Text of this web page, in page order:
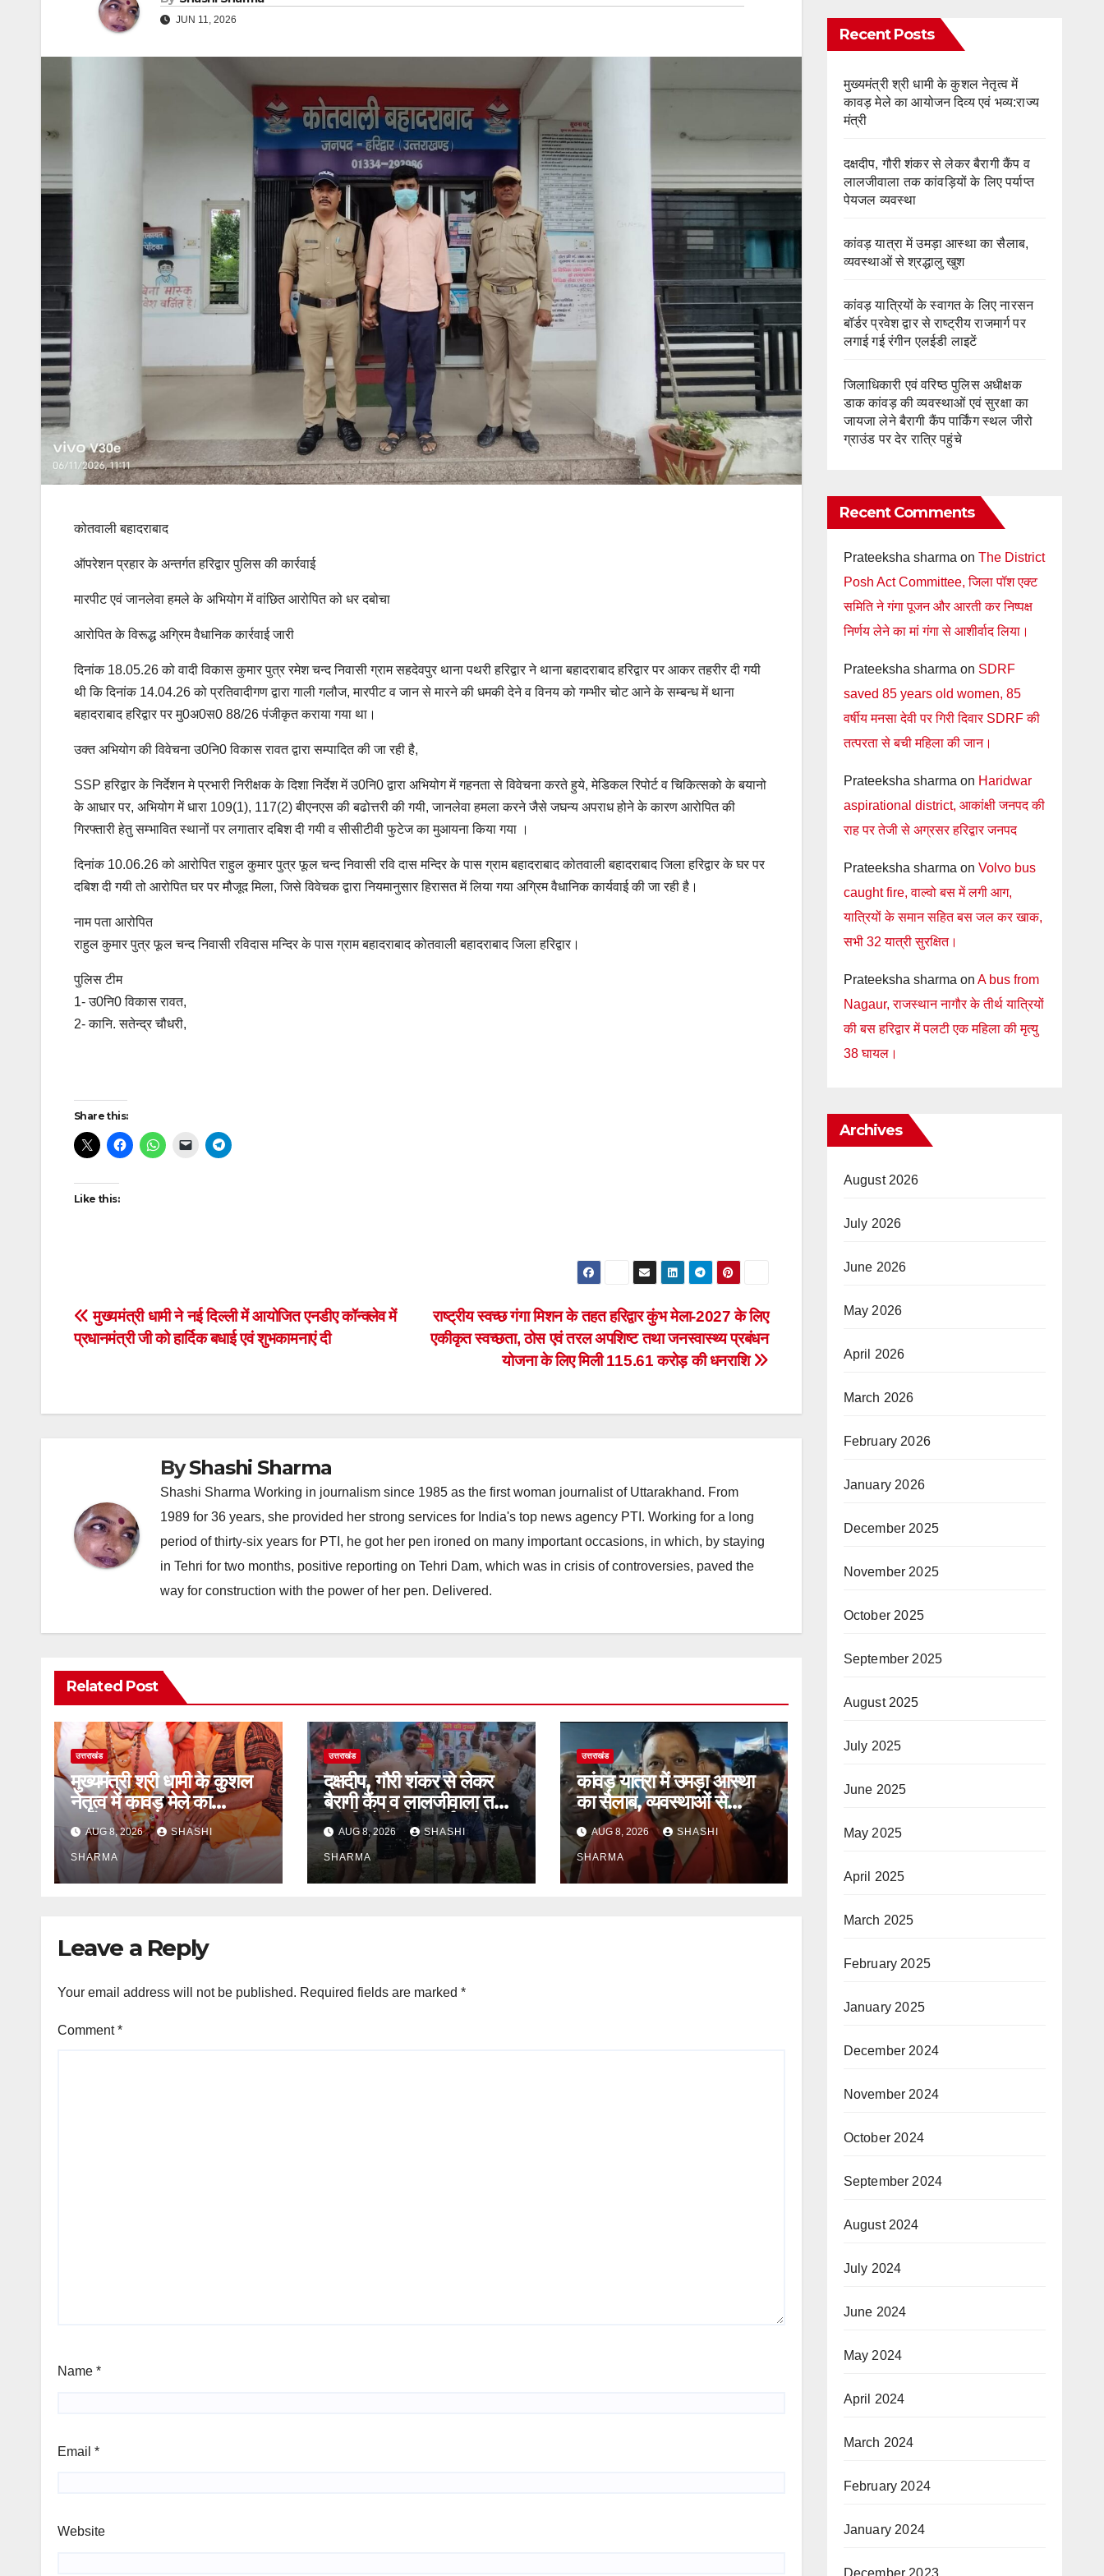
JUN 11, 2026
कोतवाली बहादराबाद
ऑपरेशन प्रहार के अन्तर्गत हरिद्वार पुलिस की कार्रवाई
मारपीट एवं जानलेवा हमले के अभियोग में वांछित आरोपित को धर दबोचा
आरोपित के विरूद्ध अग्रिम वैधानिक कार्रवाई जारी
दिनांक 18.05.26 को वादी विकास कुमार पुत्र रमेश चन्द निवासी ग्राम सहदेवपुर थाना पथरी हरिद्वार ने थाना बहादराबाद हरिद्वार पर आकर तहरीर दी गयी
थी कि दिनांक 14.04.26 को प्रतिवादीगण द्वारा गाली गलौज, मारपीट व जान से मारने की धमकी देने व विनय को गम्भीर चोट आने के सम्बन्ध में थाना
बहादराबाद हरिद्वार पर मु0अ0स0 88/26 पंजीकृत कराया गया था।
उक्त अभियोग की विवेचना उ0नि0 विकास रावत द्वारा सम्पादित की जा रही है,
SSP हरिद्वार के निर्देशन मे प्रभारी निरीक्षक के दिशा निर्देश में उ0नि0 द्वारा अभियोग में गहनता से विवेचना करते हुये, मेडिकल रिपोर्ट व चिकित्सको के बयानो
के आधार पर, अभियोग में धारा 109(1), 117(2) बीएनएस की बढोत्तरी की गयी, जानलेवा हमला करने जैसे जघन्य अपराध होने के कारण आरोपित की
गिरफ्तारी हेतु सम्भावित स्थानों पर लगातार दबिश दी गयी व सीसीटीवी फुटेज का मुआयना किया गया ।
दिनांक 10.06.26 को आरोपित राहुल कुमार पुत्र फूल चन्द निवासी रवि दास मन्दिर के पास ग्राम बहादराबाद कोतवाली बहादराबाद जिला हरिद्वार के घर पर
दबिश दी गयी तो आरोपित घर पर मौजूद मिला, जिसे विवेचक द्वारा नियमानुसार हिरासत में लिया गया अग्रिम वैधानिक कार्यवाई की जा रही है।
नाम पता आरोपित
राहुल कुमार पुत्र फूल चन्द निवासी रविदास मन्दिर के पास ग्राम बहादराबाद कोतवाली बहादराबाद जिला हरिद्वार।
पुलिस टीम
1- उ0नि0 विकास रावत,
2- कानि. सतेन्द्र चौधरी,
Post
navigation
Share this:
Like this:
Post
navigation
राष्ट्रीय स्वच्छ गंगा मिशन के तहत हरिद्वार कुंभ मेला-2027 के लिए
एकीकृत स्वच्छता, ठोस एवं तरल अपशिष्ट तथा जनस्वास्थ्य प्रबंधन
योजना के लिए मिली 115.61 करोड़ की धनराशि
मुख्यमंत्री धामी ने नई दिल्ली में आयोजित एनडीए कॉन्क्लेव में
प्रधानमंत्री जी को हार्दिक बधाई एवं शुभकामनाएं दी
ByShashi Sharma
Shashi Sharma Working in journalism since 1985 as the first woman journalist of Uttarakhand. From
1989 for 36 years, she provided her strong services for India's top news agency PTI. Working for a long
period of thirty-six years for PTI, he got her pen ironed on many important occasions, in which, by staying
in Tehri for two months, positive reporting on Tehri Dam, which was in crisis of controversies, paved the
way for construction with the power of her pen. Delivered.
Related Post
उत्तराखंड
मुख्यमंत्री श्री धामी के कुशल
नेतृत्व में कावड़ मेले का
आयोजन दिव्य एवं भव्य:राज्य
मंत्री
AUG 8, 2026 SHASHI
SHARMA
उत्तराखंड
दक्षदीप, गौरी शंकर से लेकर
बैरागी कैंप व लालजीवाला तक
कांवड़ियों के लिए पर्याप्त पेयजल
व्यवस्था
AUG 8, 2026 SHASHI
SHARMA
उत्तराखंड
कांवड़ यात्रा में उमड़ा आस्था
का सैलाब, व्यवस्थाओं से
श्रद्धालु खुश
AUG 8, 2026 SHASHI
SHARMA
Leave a Reply
Your email address will not be published. Required fields are marked *
Comment*
Name *
Email *
Website
Recent Posts
मुख्यमंत्री श्री धामी के कुशल नेतृत्व में
कावड़ मेले का आयोजन दिव्य एवं भव्य:राज्य
मंत्री
दक्षदीप, गौरी शंकर से लेकर बैरागी कैंप व
लालजीवाला तक कांवड़ियों के लिए पर्याप्त
पेयजल व्यवस्था
कांवड़ यात्रा में उमड़ा आस्था का सैलाब,
व्यवस्थाओं से श्रद्धालु खुश
कांवड़ यात्रियों के स्वागत के लिए नारसन
बॉर्डर प्रवेश द्वार से राष्ट्रीय राजमार्ग पर
लगाई गई रंगीन एलईडी लाइटें
जिलाधिकारी एवं वरिष्ठ पुलिस अधीक्षक
डाक कांवड़ की व्यवस्थाओं एवं सुरक्षा का
जायजा लेने बैरागी कैंप पार्किंग स्थल जीरो
ग्राउंड पर देर रात्रि पहुंचे
Recent Comments
Prateeksha sharma on The District
Posh Act Committee, जिला पॉश एक्ट
समिति ने गंगा पूजन और आरती कर निष्पक्ष
निर्णय लेने का मां गंगा से आशीर्वाद लिया।
Prateeksha sharma on SDRF
saved 85 years old women, 85
वर्षीय मनसा देवी पर गिरी दिवार SDRF की
तत्परता से बची महिला की जान।
Prateeksha sharma on Haridwar
aspirational district, आकांक्षी जनपद की
राह पर तेजी से अग्रसर हरिद्वार जनपद
Prateeksha sharma on Volvo bus
caught fire, वाल्वो बस में लगी आग,
यात्रियों के समान सहित बस जल कर खाक,
सभी 32 यात्री सुरक्षित।
Prateeksha sharma on A bus from
Nagaur, राजस्थान नागौर के तीर्थ यात्रियों
की बस हरिद्वार में पलटी एक महिला की मृत्यु
38 घायल।
Archives
August 2026
July 2026
June 2026
May 2026
April 2026
March 2026
February 2026
January 2026
December 2025
November 2025
October 2025
September 2025
August 2025
July 2025
June 2025
May 2025
April 2025
March 2025
February 2025
January 2025
December 2024
November 2024
October 2024
September 2024
August 2024
July 2024
June 2024
May 2024
April 2024
March 2024
February 2024
January 2024
December 2023